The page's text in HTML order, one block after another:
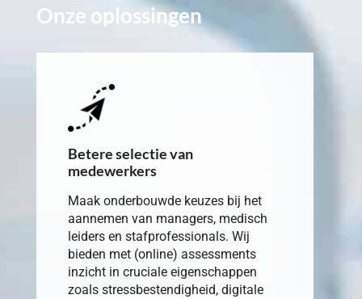
Onze oplossingen
Betere selectie van
medewerkers
Maak onderbouwde keuzes bij het
aannemen van managers, medisch
leiders en stafprofessionals. Wij
bieden met (online) assessments
inzicht in cruciale eigenschappen
zoals stressbestendigheid, digitale